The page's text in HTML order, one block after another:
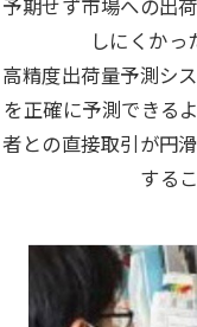
しにくかっ
高精度出荷量予測シ
を正確に予測できる
者との直接取引が円
する